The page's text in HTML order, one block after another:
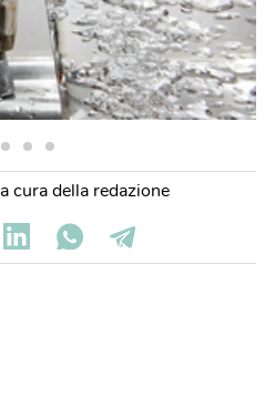
a cura della redazione